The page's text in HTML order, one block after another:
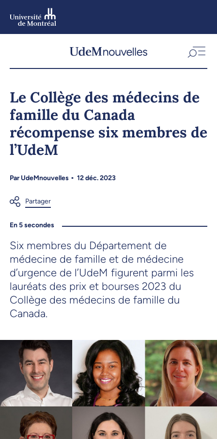
Le Collège des médecins de
famille du Canada
récompense six membres de
l’UdeM
ParUdeMnouvelles 12 déc. 2023
En 5 secondes
Six membres du Département de
médecine de famille et de médecine
d’urgence de l’UdeM figurent parmi les
lauréats des prix et bourses 2023 du
Collège des médecins de famille du
Canada.